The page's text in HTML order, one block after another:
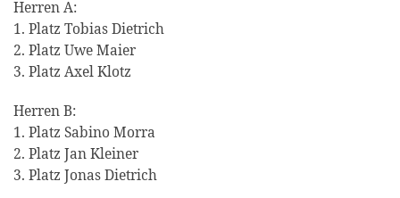
Herren A:
1. Platz Tobias Dietrich
2. Platz Uwe Maier
3. Platz Axel Klotz
Herren B:
1. Platz Sabino Morra
2. Platz Jan Kleiner
3. Platz Jonas Dietrich